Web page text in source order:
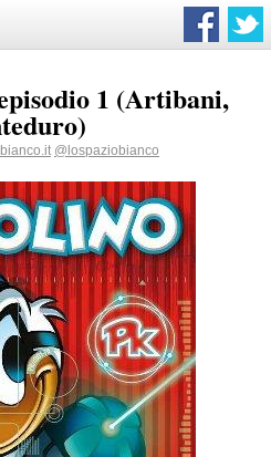
1 (Artibani,
@lospaziobianco